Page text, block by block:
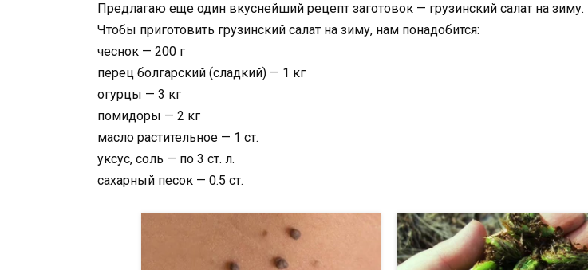
Предлагаю еще один вкуснейший рецепт заготовок — грузинский салат на зиму.
Чтобы приготовить грузинский салат на зиму, нам понадобится:
чеснок — 200 г
перец болгарский (сладкий) — 1 кг
огурцы — 3 кг
помидоры — 2 кг
масло растительное — 1 ст.
уксус, соль — по 3 ст. л.
сахарный песок — 0.5 ст.